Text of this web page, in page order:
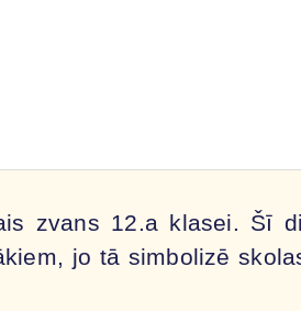
zvans 12.a klasei. Šī
jo tā simbolizē